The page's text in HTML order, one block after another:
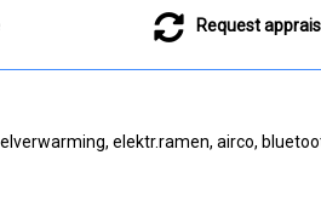
Request
elektr.ramen, airco,